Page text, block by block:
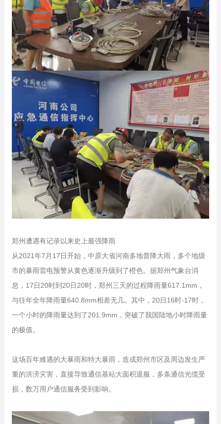
郑州遭遇有记录以来史上最强降雨
从2021年7月17日开始，中原大省河南多地普降大雨，多个地级
市的暴雨雷电预警从黄色逐渐升级到了橙色。据郑州气象台消
息，17日20时到20日20时，郑州三天的过程降雨量617.1mm，
与往年全年降雨量640.8mm相差无几。其中，20日16时-17时，
一个小时的降雨量达到了201.9mm，突破了我国陆地小时降雨量
的极值。
这场百年难遇的大暴雨和特大暴雨，造成郑州市区及周边发生严
重的洪涝灾害，直接导致通信基站大面积退服，多条通信光缆受
损，数万用户通信服务受到影响。